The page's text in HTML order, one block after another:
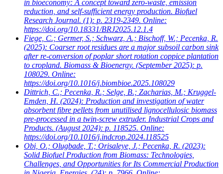
in bioeconomy: A concept toward zero-waste, emission
reduction, and self-sufficient energy production. Biofuel
Research Journal. (1): p. 2319-2349. Online:
https://doi.org/10.18331/BRJ2025.12.1.4
Fiege, C.; Germer, S.; Schwarz, A.; Bischoff, W.; Pecenka, R.
(2025): Coarser root residues are a major subsoil carbon sink
after re-conversion of poplar short rotation coppice plantation
to cropland. Biomass & Bioenergy. (September 2025): p.
108029. Online:
https://doi.org/10.1016/j.biombioe.2025.108029
Dittrich, C.; Pecenka, R.; Selge, B.; Zacharias, M.; Kruggel-
Emden, H. (2024): Production and investigation of water
absorbent fibre pellets from unutilised lignocellulosic biomass
pre-processed in a twin-screw extruder. Industrial Crops and
Products. (August 2024): p. 118525. Online:
https://doi.org/10.1016/j.indcrop.2024.118525
Obi, O.; Olugbade, T.; Orisaleye, J.; Pecenka, R. (2023):
Solid Biofuel Production from Biomass: Technologies,
Challenges, and Opportunities for Its Commercial Production